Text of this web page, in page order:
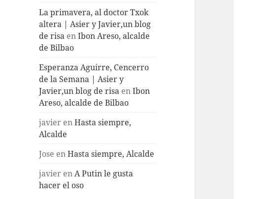
La primavera, al doctor Txok
altera | Asier y Javier,un blog
de risa enIbon Areso, alcalde
de Bilbao
Esperanza Aguirre, Cencerro
de la Semana | Asier y
Javier,un blog de risa enIbon
Areso, alcalde de Bilbao
javier enHasta siempre,
Alcalde
Jose enHasta siempre, Alcalde
javier enA Putin le gusta
hacer el oso